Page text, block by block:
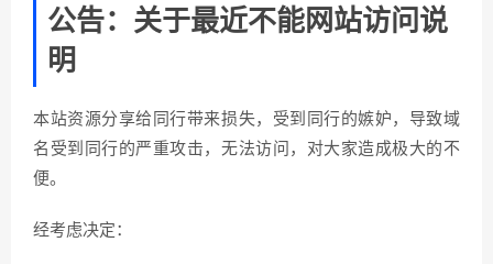
公告：关于最近不能网站访问说
明
本站资源分享给同行带来损失，受到同行的嫉妒，导致域
名受到同行的严重攻击，无法访问，对大家造成极大的不
便。
经考虑决定：